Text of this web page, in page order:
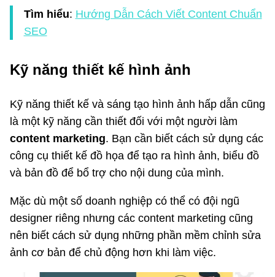
Tìm hiểu: Hướng Dẫn Cách Viết Content Chuẩn
SEO
Kỹ năng thiết kế hình ảnh
Kỹ năng thiết kế và sáng tạo hình ảnh hấp dẫn cũng
là một kỹ năng cần thiết đối với một người làm
content marketing. Bạn cần biết cách sử dụng các
công cụ thiết kế đồ họa để tạo ra hình ảnh, biểu đồ
và bản đồ để bổ trợ cho nội dung của mình.
Mặc dù một số doanh nghiệp có thể có đội ngũ
designer riêng nhưng các content marketing cũng
nên biết cách sử dụng những phần mềm chỉnh sửa
ảnh cơ bản để chủ động hơn khi làm việc.